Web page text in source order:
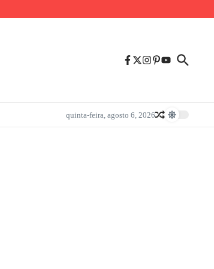
quinta-feira, agosto 6, 2026